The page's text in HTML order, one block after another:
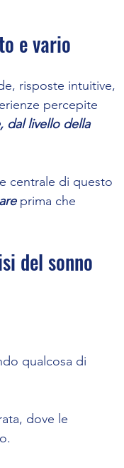
e vario
risposte intuitive,
percepite
dal livello della
centrale di questo
prima che
del sonno
qualcosa di
dove le